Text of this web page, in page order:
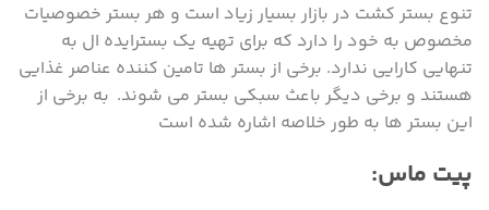
تنوع بستر کشت در بازار بسیار زیاد است و هر بستر خصوصیات
مخصوص به خود را دارد که برای تهیه یک بسترایده ال به
تنهایی کارایی ندارد. برخی از بستر ها تامین کننده عناصر غذایی
هستند و برخی دیگر باعث سبکی بستر می شوند. به برخی از
این بستر ها به طور خلاصه اشاره شده است
پیت ماس: